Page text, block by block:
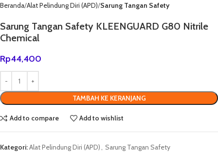
Beranda Alat Pelindung Diri (APD) Sarung Tangan Safety
Sarung Tangan Safety KLEENGUARD G80 Nitrile
Chemical
Rp44,400
TAMBAH KE KERANJANG
Add to compare Add to wishlist
Kategori:Alat Pelindung Diri (APD)
Sarung Tangan Safety